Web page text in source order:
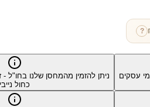
?
עסקים
ניתן להזמין מהמחסן שלנו בחו"ל
כחול נייבי